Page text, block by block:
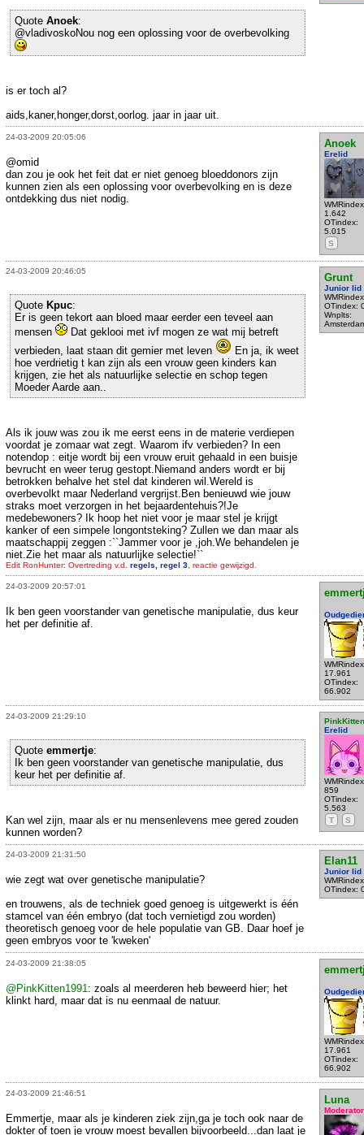
Quote Anoek:
@vladivoskoNou nog een oplossing voor de overbevolking
is er toch al?
aids,kaner,honger,dorst,oorlog. jaar in jaar uit.
24-03-2009 20:05:06
Anoek
Erelid
1.642
OTindex:
5.015
S
@omid
dan zou je ook het feit dat er niet genoeg bloeddonors zijn
kunnen zien als een oplossing voor overbevolking en is deze
ontdekking dus niet nodig.
24-03-2009 20:46:05
Grunt
Junior lid
OTindex:
Wnplts:
Quote Kpuc:
Er is geen tekort aan bloed maar eerder een teveel aan
mensen
Dat geklooi met ivf mogen ze wat mij betreft
verbieden, laat staan dit gemier met leven
En ja, ik weet
hoe verdrietig t kan zijn als een vrouw geen kinders kan
krijgen, zie het als natuurlijke selectie en schop tegen
Moeder Aarde aan..
Als ik jouw was zou ik me eerst eens in de materie verdiepen
voordat je zomaar wat zegt. Waarom ifv verbieden? In een
notendop : eitje wordt bij een vrouw eruit gehaald in een buisje
bevrucht en weer terug gestopt.Niemand anders wordt er bij
betrokken behalve het stel dat kinderen wil.Wereld is
overbevolkt maar Nederland vergrijst.Ben benieuwd wie jouw
straks moet verzorgen in het bejaardentehuis?!Je
medebewoners? Ik hoop het niet voor je maar stel je krijgt
kanker of een simpele longontsteking? Zullen we dan maar als
maatschappij zeggen :``Jammer voor je ,joh.We behandelen je
niet.Zie het maar als natuurlijke selectie!``
Edit RonHunter: Overtreding v.d. regels, regel 3, reactie gewijzigd.
24-03-2009 20:57:01
17.961
OTindex:
66.902
Ik ben geen voorstander van genetische manipulatie, dus keur
het per definitie af.
24-03-2009 21:29:10
Erelid
859
OTindex:
5.563
T
S
Quote emmertje:
Ik ben geen voorstander van genetische manipulatie, dus
keur het per definitie af.
Kan wel zijn, maar als er nu mensenlevens mee gered zouden
kunnen worden?
24-03-2009 21:31:50
Elan11
Junior lid
OTindex:
wie zegt wat over genetische manipulatie?
en trouwens, als de techniek goed genoeg is uitgewerkt is één
stamcel van één embryo (dat toch vernietigd zou worden)
theoretisch genoeg voor de hele populatie van GB. Daar hoef je
geen embryos voor te 'kweken'
24-03-2009 21:38:05
17.961
OTindex:
66.902
@PinkKitten1991 : zoals al meerderen heb beweerd hier; het
klinkt hard, maar dat is nu eenmaal de natuur.
24-03-2009 21:46:51
Luna
Moderator
Emmertje, maar als je kinderen ziek zijn,ga je toch ook naar de
dokter of toen je vrouw moest bevallen bijvoorbeeld...dan laat je